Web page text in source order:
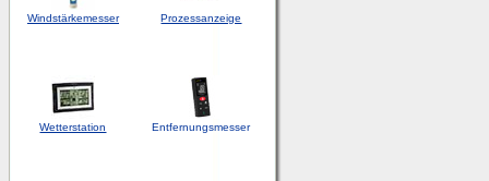
Windstärkemesser Prozessanzeige
Wetterstation Entfernungsmesser